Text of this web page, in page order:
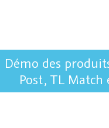
Démo des
Post, TL Match